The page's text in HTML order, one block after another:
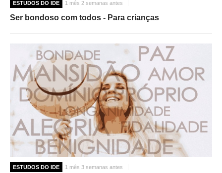
ESTUDOS DO IDE 1 mês 2 semanas antes
Ser bondoso com todos - Para crianças
ESTUDOS DO IDE 1 mês 3 semanas antes